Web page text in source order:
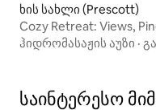
ხის სახლი (Prescott)
Cozy Retreat: Views,
ჰიდრომასაჟის აუზი ·
საინტერესო